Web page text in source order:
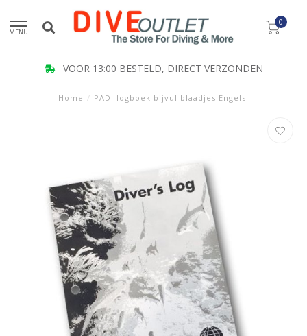
MENU
0
VOOR 13:00 BESTELD, DIRECT VERZONDEN
Home / PADI logboek bijvul blaadjes Engels